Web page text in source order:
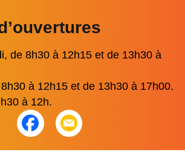
de 8h30 à 12h15 et de 13h30 à
à 12h15 et de 13h30 à 17h00.
à 12h.